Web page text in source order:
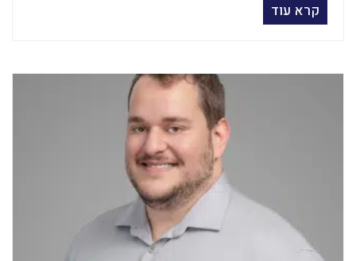
קרא עוד